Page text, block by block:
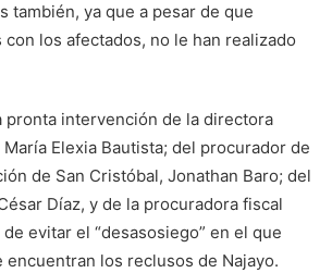
también, ya que a pesar de que
los afectados, no le han realizado
pronta intervención de la directora
Elexia Bautista; del procurador de
de San Cristóbal, Jonathan Baro; del
Díaz, y de la procuradora fiscal
de evitar el “desasosiego” en el que
encuentran los reclusos de Najayo.